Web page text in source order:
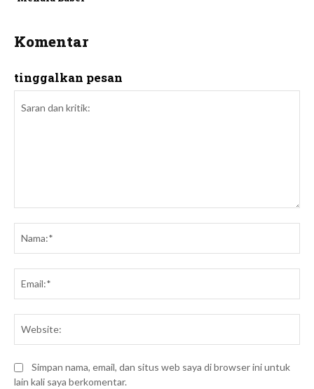
Komentar
tinggalkan pesan
kritik:
Simpan nama, email, dan situs web saya di browser ini untuk
lain kali saya berkomentar.